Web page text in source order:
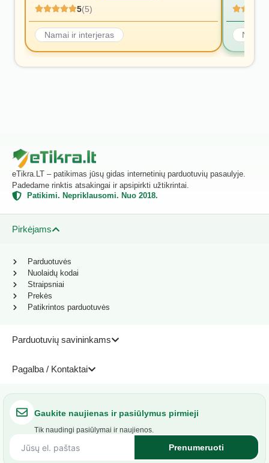
5(5)
Namai ir interjeras
eTikra.LT – patikimas jūsų gidas internetinių parduotuvių pasaulyje.
Padedame rinktis atsakingai ir apsipirkti užtikrintai.
Patikimi. Nepriklausomi. Nuo 2018.
Pirkėjams
Parduotuvių savininkams
Pagalba / Kontaktai
Parduotuvės
Nuolaidų kodai
Straipsniai
Prekės
Patikrintos parduotuvės
Gaukite naujienas ir pasiūlymus pirmieji
Tik naudingi pasiūlymai ir naujienos.
Prenumeruoti